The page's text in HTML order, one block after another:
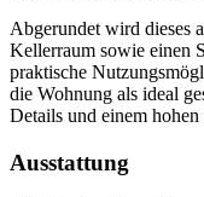
Abgerundet wird dieses
Kellerraum sowie einen
praktische
die Wohnung als ideal
Details und einem
Ausstattung